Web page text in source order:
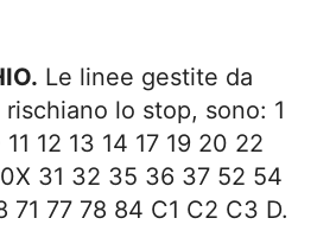
Le linee gestite da
lo stop, sono: 1
12 13 14 17 19 20 22
31 32 35 36 37 52 54
77 78 84 C1 C2 C3 D.